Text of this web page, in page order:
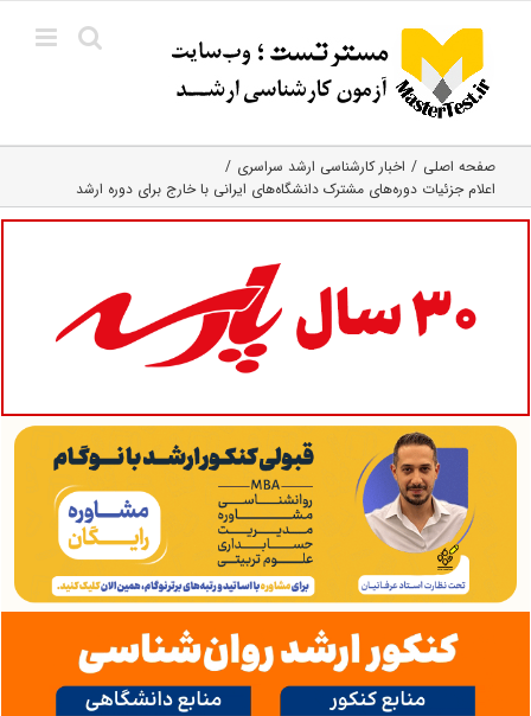
content
صفحه اصلی
اخبار کارشناسی ارشد سراسری
اعلام جزئیات دوره‌های مشترک دانشگاه‌های ایرانی با خارج برای دوره ارشد